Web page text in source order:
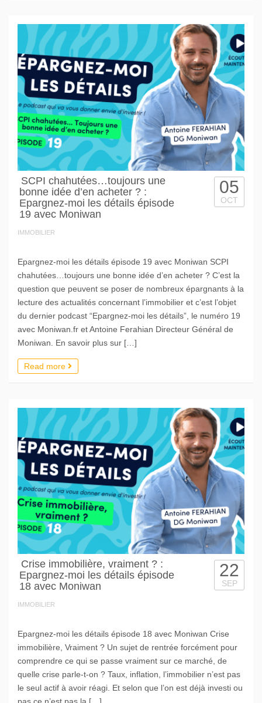
SCPI chahutées…toujours une
bonne idée d’en acheter ? :
Epargnez-moi les détails épisode
19 avec Moniwan
IMMOBILIER
05
OCT
Epargnez-moi les détails épisode 19 avec Moniwan SCPI
chahutées…toujours une bonne idée d’en acheter ? C’est la
question que peuvent se poser de nombreux épargnants à la
lecture des actualités concernant l’immobilier et c’est l’objet
du dernier podcast “Epargnez-moi les détails”, le numéro 19
avec Moniwan.fr et Antoine Ferahian Directeur Général de
Moniwan. En savoir plus sur […]
Read more
Crise immobilière, vraiment ? :
Epargnez-moi les détails épisode
18 avec Moniwan
IMMOBILIER
22
SEP
Epargnez-moi les détails épisode 18 avec Moniwan Crise
immobilière, Vraiment ? Un sujet de rentrée forcément pour
comprendre ce qui se passe vraiment sur ce marché, de
quelle crise parle-t-on ? Taux, inflation, l’immobilier n’est pas
le seul actif à avoir réagi. Et selon que l’on est déjà investi ou